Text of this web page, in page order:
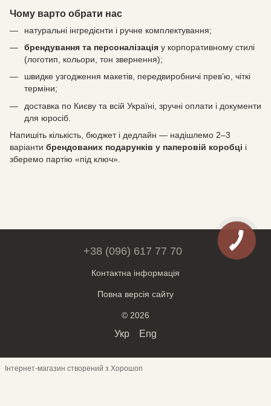
Чому варто обрати нас
натуральні інгредієнти і ручне комплектування;
брендування та персоналізація у корпоративному стилі
(логотип, кольори, тон звернення);
швидке узгодження макетів, передвиробничі прев’ю, чіткі
терміни;
доставка по Києву та всій Україні, зручні оплати і документи
для юросіб.
Напишіть кількість, бюджет і дедлайн — надішлемо 2–3
варіанти брендованих подарунків у паперовій коробці і
зберемо партію «під ключ».
+38 (096) 617 77 70
Контактна інформація
Повна версія сайту
© 2026
Укр Eng
Інтернет-магазин створений з Хорошоп